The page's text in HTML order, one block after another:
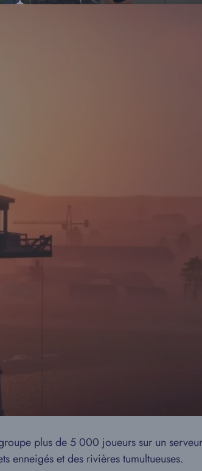
plus de 5 000 joueurs sur un
enneigés et des rivières tumultueuses.